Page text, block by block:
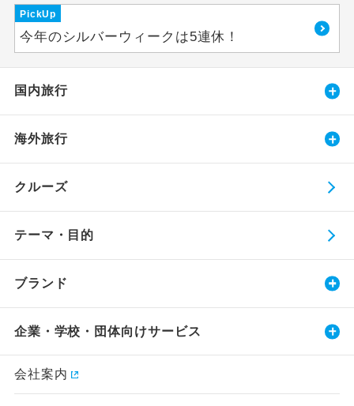
PickUp
今年のシルバーウィークは5連休！
国内旅行
海外旅行
クルーズ
テーマ・目的
ブランド
企業・学校・団体向けサービス
会社案内